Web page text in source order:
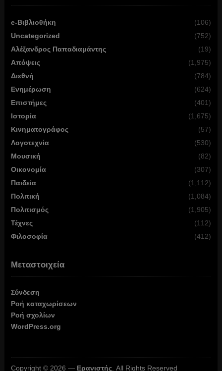
e-Βιβλιοθήκη
(106)
Uncategorized
(752)
Αλέξανδρος Παπαδιαμάντης
(19)
Απόψεις
(1,975)
Διεθνή
(784)
Ενημέρωση
(624)
Επιστήμες
(401)
Ιστορία
(1,675)
Κινηματογράφος
(57)
Λογοτεχνία
(530)
Μουσική
(82)
Οικονομία
(307)
Παιδεία
(1,112)
Πολιτική
(1,084)
Πολιτισμός
(1,905)
Τέχνες
(112)
Φιλοσοφία
(412)
Μεταστοιχεία
Σύνδεση
Ροή καταχωρίσεων
Ροή σχολίων
WordPress.org
Copyright © 2026 — Ερανιστής. All Rights Reserved